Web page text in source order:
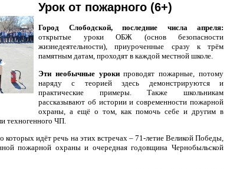
Урок от пожарного (6+)
Город Слободской, последние числа апреля:
открытые уроки ОБЖ (основ безопасности
жизнедеятельности), приуроченные сразу к трём
памятным датам, проходят в каждой местной школе.
Эти необычные урокипроводят пожарные, потому
наряду с теорией здесь демонстрируются и
практические примеры. Также школьникам
рассказывают об истории и современности пожарной
охраны, а ещё о том, как помочь себе и другим в
техногенного ЧП.
о которых идёт речь на этих встречах – 71-летие Великой Победы,
пожарной охраны и очередная годовщина Чернобыльской